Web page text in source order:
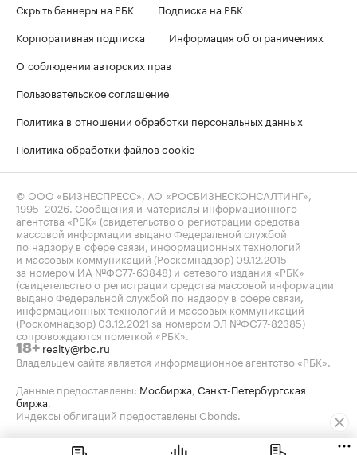
Скрыть баннеры на РБК
Подписка на РБК
Корпоративная подписка
Информация об ограничениях
О соблюдении авторских прав
Пользовательское соглашение
Политика в отношении обработки персональных данных
Политика обработки файлов cookie
© ООО «БИЗНЕСПРЕСС», АО «РОСБИЗНЕСКОНСАЛТИНГ»,
1995–2026. Сообщения и материалы информационного
агентства «РБК» (свидетельство о регистрации средства
массовой информации выдано Федеральной службой
по надзору в сфере связи, информационных технологий
и массовых коммуникаций (Роскомнадзор) 09.12.2015
за номером ИА №ФС77-63848) и сетевого издания «РБК»
(свидетельство о регистрации средства массовой информации
выдано Федеральной службой по надзору в сфере связи,
информационных технологий и массовых коммуникаций
(Роскомнадзор) 03.12.2021 за номером ЭЛ №ФС77-82385)
сопровождаются пометкой «РБК».
18+ realty@rbc.ru
Владельцем сайта является информационное агентство «РБК».
Данные предоставлены: Мосбиржа, Санкт-Петербургская
биржа.
Индексы облигаций предоставлены Cbonds.